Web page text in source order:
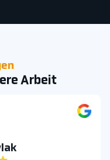
Arbeit